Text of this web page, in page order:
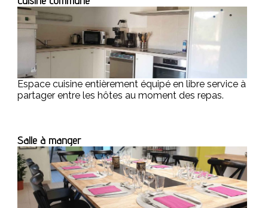
Espace cuisine entièrement équipé en libre service à
partager entre les hôtes au moment des repas.
Salle à manger